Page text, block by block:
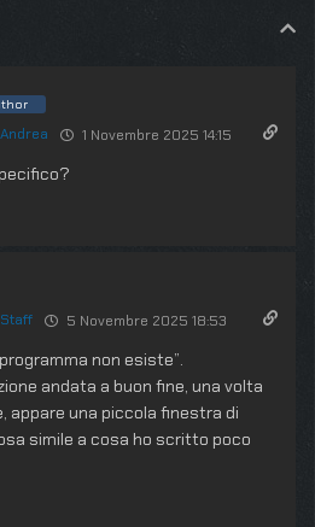
Andrea 1 Novembre 2025 14:15
Staff 5 Novembre 2025 18:53
non esiste”.
andata a buon fine, una volta
appare una piccola finestra di
simile a cosa ho scritto poco